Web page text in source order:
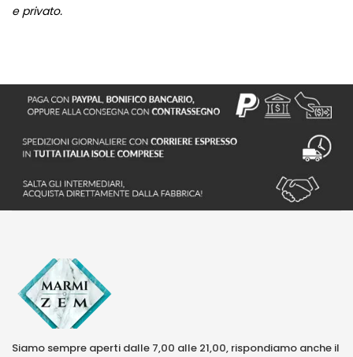
e privato.
Siamo sempre aperti dalle 7,00 alle 21,00, rispondiamo anche il